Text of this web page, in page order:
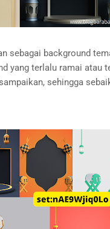
sebagai background
yang terlalu ramai atau
sehingga